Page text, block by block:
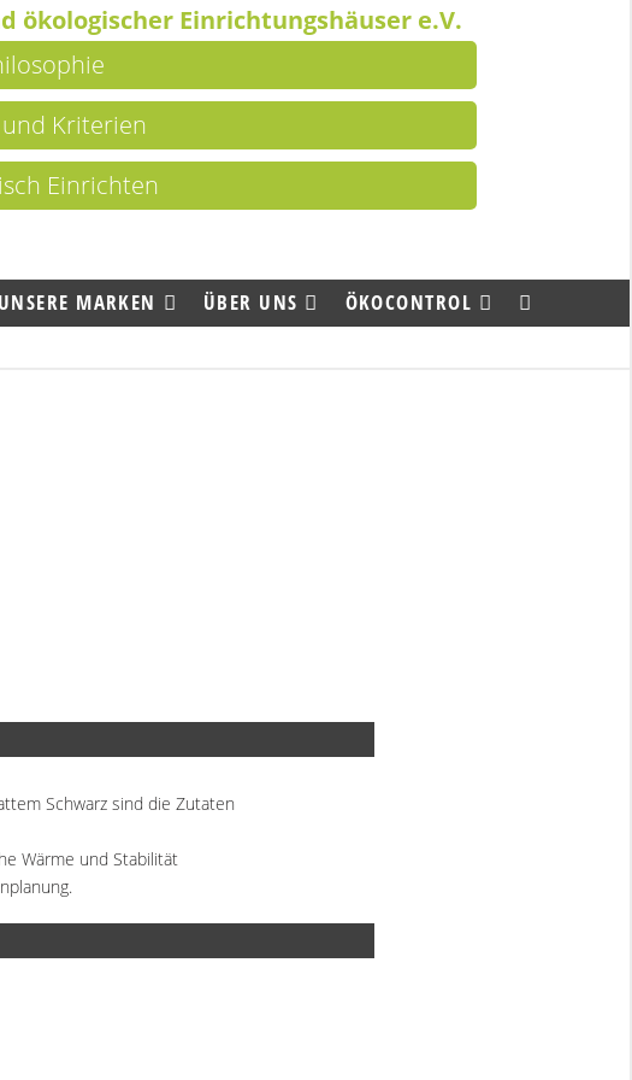
ökologischer Einrichtungshäuser e.V.
und Kriterien
Einrichten
UNSERE MARKEN ÜBER UNS ÖKOCONTROL
Schwarz sind die Zutaten
Wärme und Stabilität